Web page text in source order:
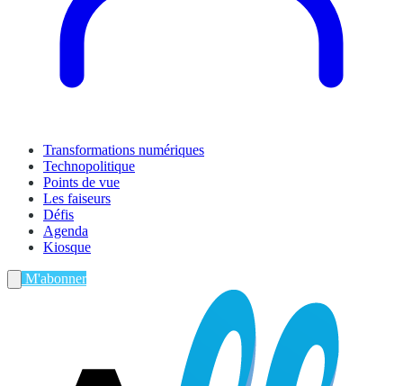
Transformations numériques
Technopolitique
Points de vue
Les faiseurs
Défis
Agenda
Kiosque
M'abonner